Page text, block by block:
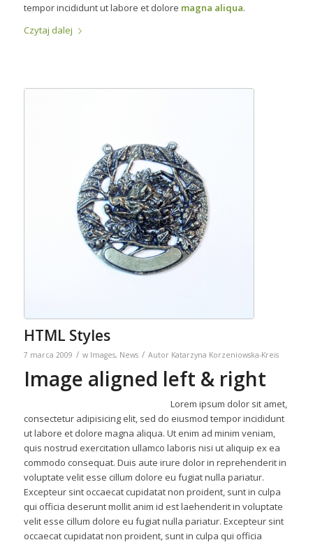
tempor incididunt ut labore et dolore magna aliqua.
Czytaj dalej
HTML Styles
7 marca 2009 / w Images, News / Autor Katarzyna Korzeniowska-Kreis
Image aligned left & right
Lorem ipsum dolor sit amet,
consectetur adipisicing elit, sed do eiusmod tempor incididunt
ut labore et dolore magna aliqua. Ut enim ad minim veniam,
quis nostrud exercitation ullamco laboris nisi ut aliquip ex ea
commodo consequat. Duis aute irure dolor in reprehenderit in
voluptate velit esse cillum dolore eu fugiat nulla pariatur.
Excepteur sint occaecat cupidatat non proident, sunt in culpa
qui officia deserunt mollit anim id est laehenderit in voluptate
velit esse cillum dolore eu fugiat nulla pariatur. Excepteur sint
occaecat cupidatat non proident, sunt in culpa qui officia